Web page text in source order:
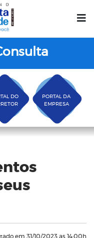
DO
PORTAL DA
EMPRESA
em 31/10/2023 as 14:00h